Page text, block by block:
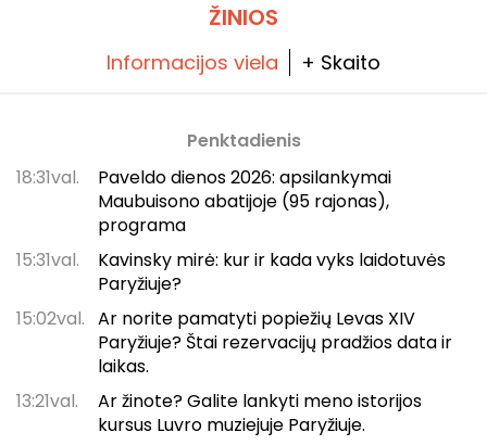
ŽINIOS
Informacijos viela + Skaito
Penktadienis
18:31val.
Paveldo dienos 2026: apsilankymai
Maubuisono abatijoje (95 rajonas),
programa
15:31val.
Kavinsky mirė: kur ir kada vyks laidotuvės
Paryžiuje?
15:02val. Ar norite pamatyti popiežių Levas XIV
Paryžiuje? Štai rezervacijų pradžios data ir
laikas.
13:21val.
Ar žinote? Galite lankyti meno istorijos
kursus Luvro muziejuje Paryžiuje.